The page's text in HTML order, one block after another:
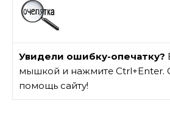
Увидели ошибку-опечатку?
мышкой и нажмите Ctrl+Enter.
помощь сайту!